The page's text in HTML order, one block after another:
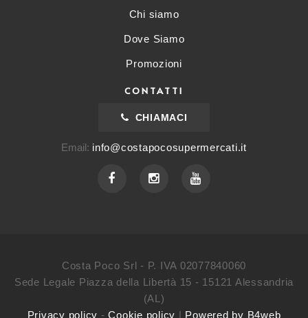
Chi siamo
Dove Siamo
Promozioni
CONTATTI
CHIAMACI
Email: info@costapocosupermercati.it
Costa Poco Srl - P. IVA 02077840060
Sede Legale Piazza della Libertà 15 - 15121 Alessandria
(AL)
Privacy policy -Cookie policy | Powered by B4web